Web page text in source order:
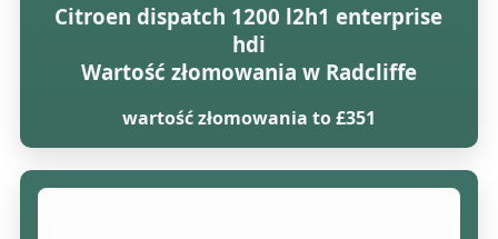
Citroen dispatch 1200 l2h1 enterprise
hdi
Wartość złomowania w Radcliffe
wartość złomowania to £351